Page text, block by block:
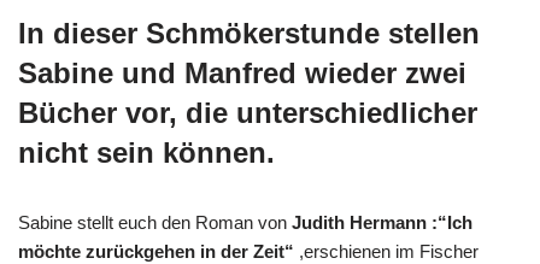
In dieser Schmökerstunde stellen
Sabine und Manfred wieder zwei
Bücher vor, die unterschiedlicher
nicht sein können.
Sabine stellt euch den Roman von Judith Hermann :“Ich
möchte zurückgehen in der Zeit“ ,erschienen im Fischer